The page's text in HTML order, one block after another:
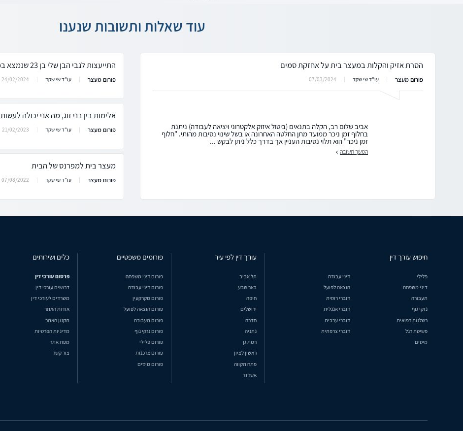
עוד שאלות ותשובות שנענו
הסרת אזיק והקלות במעצר בית על אחזקת סמים
פורום מעצר עו"ד שי שקד 07/03/2024
אביב שלום רב, הקלה בתנאים (ביטול איזוק אלקטרוני ויציאה לעבודה) ניתנת
בחלוף זמן ניכר ממועד מתן החלטה האחרונה או בשל שינוי נסיבות מהותי. "חלוף
זמן ניכר" הוא תלוי נסיבות העניין אך בדרך כלל ניתן לבקש ...
המשך תשובה
התייעצות לגבי הבן שלי בן 23 שנמצא במעצר
פורום מעצר עו"ד שי שקד 24/02/2024
אלימות בין בני זוג, מה אני יכולה לעשות
פורום מעצר עו"ד שי שקד 21/02/2023
מעצר בית למפרנס של הבית
פורום מעצר עו"ד שי שקד 07/08/2022
חיפוש עורך דין
פלילי
דיני עבודה
דיני משפחה
הוצאה לפועל
תעבורה
דוברי רוסית
נזקי גוף
דוברי אנגלית
רשלנות רפואית
דוברי ערבית
פשיטת רגל
דוברי צרפתית
מיסים
עורך דין לפי עיר
תל אביב
באר שבע
חיפה
ירושלים
חדרה
נתניה
רמת גן
ראשון לציון
פתח תקווה
אשדוד
פורומים משפטיים
פורום דיני משפחה
פורום דיני עבודה
פורום מקרקעין
פורום הוצאה לפועל
פורום תעבורה
פורום נזקי גוף
פורום פלילי
פורום צרכנות
פורום מיסים
כלים ושירותים
פרסום עורכי דין
דרושים עורכי דין
משרדים לעורכי דין
אודות האתר
תקנון האתר
מדיניות הפרטיות
מפת אתר
צור קשר